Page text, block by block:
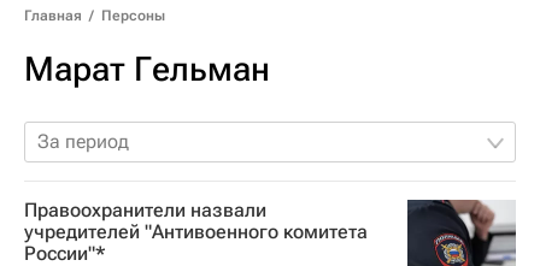
Главная / Персоны
Марат Гельман
За период
Правоохранители назвали
учредителей "Антивоенного комитета
России"*